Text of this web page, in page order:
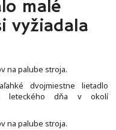
malé
vyžiadala
na palube stroja.
dvojmiestne lietadlo
leteckého dňa v okolí
na palube stroja.